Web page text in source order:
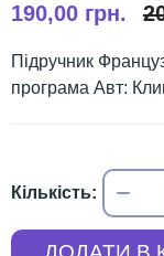
190,00 грн.
Підручник
програма Авт: